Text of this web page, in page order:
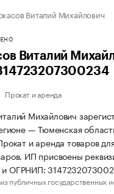
Виталий Михайлович
Виталий
Прокат и аренда
Михайлович
— Тюменская
и аренда товаров
ИП присвоены
ОГРНИП:
публичных государственных